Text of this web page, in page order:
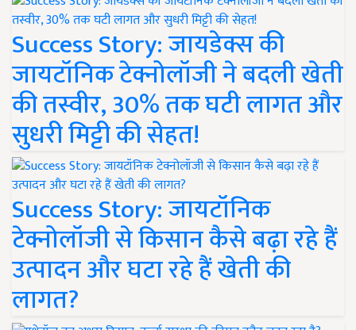
Success Story: जायडेक्स की
जायटॉनिक टेक्नोलॉजी ने बदली खेती
की तस्वीर, 30% तक घटी लागत और
सुधरी मिट्टी की सेहत!
Success Story: जायटॉनिक
टेक्नोलॉजी से किसान कैसे बढ़ा रहे हैं
उत्पादन और घटा रहे हैं खेती की
लागत?